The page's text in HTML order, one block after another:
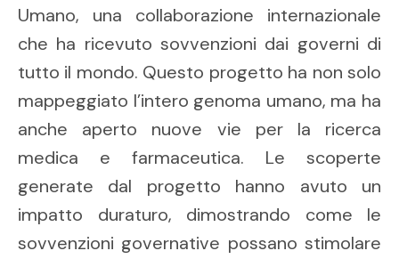
Umano, una collaborazione internazionale
che ha ricevuto sovvenzioni dai governi di
tutto il mondo. Questo progetto ha non solo
mappeggiato l’intero genoma umano, ma ha
anche aperto nuove vie per la ricerca
medica e farmaceutica. Le scoperte
generate dal progetto hanno avuto un
impatto duraturo, dimostrando come le
sovvenzioni governative possano stimolare